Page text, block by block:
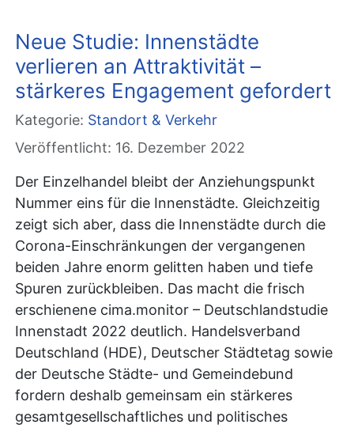
Neue Studie: Innenstädte
verlieren an Attraktivität –
stärkeres Engagement gefordert
Kategorie: Standort & Verkehr
Veröffentlicht: 16. Dezember 2022
Der Einzelhandel bleibt der Anziehungspunkt
Nummer eins für die Innenstädte. Gleichzeitig
zeigt sich aber, dass die Innenstädte durch die
Corona-Einschränkungen der vergangenen
beiden Jahre enorm gelitten haben und tiefe
Spuren zurückbleiben. Das macht die frisch
erschienene cima.monitor – Deutschlandstudie
Innenstadt 2022 deutlich. Handelsverband
Deutschland (HDE), Deutscher Städtetag sowie
der Deutsche Städte- und Gemeindebund
fordern deshalb gemeinsam ein stärkeres
gesamtgesellschaftliches und politisches